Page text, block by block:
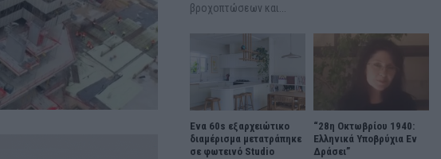
βροχοπτώσεων και...
Ένα 60s εξαρχειώτικο
διαμέρισμα μετατράπηκε
σε φωτεινό Studio
“28η Οκτωβρίου 1940:
Ελληνικά Υποβρύχια Εν
Δράσει”